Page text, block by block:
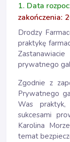
1. Data
zakończenia:
Drodzy
praktykę
prywatnego
Zgodnie z
Prywatnego
Was
sukcesami
Karolina
temat